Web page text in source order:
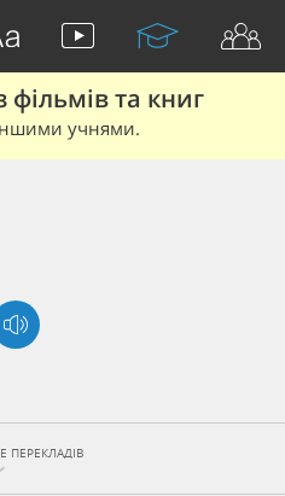
та книг
учнями.
ПЕРЕКЛАДІВ